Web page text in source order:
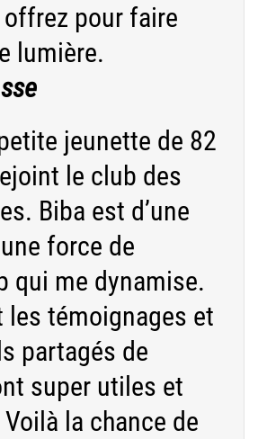
pour faire
lumière.
jeunette de 82
le club des
Biba est d’une
force de
qui me dynamise.
les témoignages et
partagés de
super utiles et
la chance de